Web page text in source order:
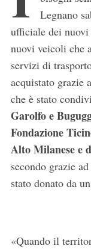
Legnano
ufficiale dei
nuovi veicoli che
servizi di
acquistato grazie
che è stato
Garolfo e
Fondazione
Alto Milanese e
secondo grazie
stato donato da
«Quando il